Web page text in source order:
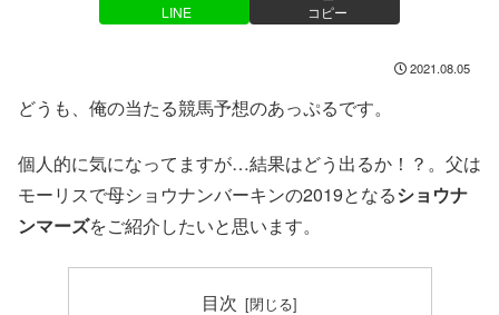
LINE コピー
2021.08.05
どうも、俺の当たる競馬予想のあっぷるです。
個人的に気になってますが…結果はどう出るか！？。父は
モーリスで母ショウナンバーキンの2019となるショウナ
ンマーズをご紹介したいと思います。
目次